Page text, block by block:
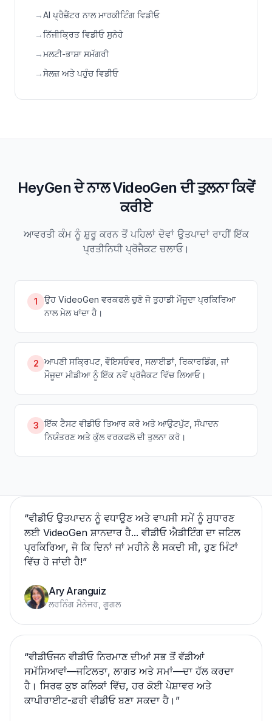
→AI ਪ੍ਰੈਜ਼ੈਂਟਰ ਨਾਲ ਮਾਰਕੀਟਿੰਗ ਵਿਡੀਓ
→ਨਿੱਜੀਕ੍ਰਿਤ ਵਿਡੀਓ ਸੁਨੇਹੇ
→ਮਲਟੀ-ਭਾਸ਼ਾ ਸਮੱਗਰੀ
→ਸੇਲਜ਼ ਅਤੇ ਪਹੁੰਚ ਵਿਡੀਓ
HeyGen ਦੇ ਨਾਲ VideoGen ਦੀ ਤੁਲਨਾ ਕਿਵੇਂ
ਕਰੀਏ
ਆਵਰਤੀ ਕੰਮ ਨੂੰ ਸ਼ੁਰੂ ਕਰਨ ਤੋਂ ਪਹਿਲਾਂ ਦੋਵਾਂ ਉਤਪਾਦਾਂ ਰਾਹੀਂ ਇੱਕ
ਪ੍ਰਤੀਨਿਧੀ ਪ੍ਰੋਜੈਕਟ ਚਲਾਓ।
1
ਉਹ VideoGen ਵਰਕਫਲੋ ਚੁਣੋ ਜੋ ਤੁਹਾਡੀ ਮੌਜੂਦਾ ਪ੍ਰਕਿਰਿਆ
ਨਾਲ ਮੇਲ ਖਾਂਦਾ ਹੈ।
2 ਆਪਣੀ ਸਕ੍ਰਿਪਟ, ਵੌਇਸਓਵਰ, ਸਲਾਈਡਾਂ, ਰਿਕਾਰਡਿੰਗ, ਜਾਂ
ਮੌਜੂਦਾ ਮੀਡੀਆ ਨੂੰ ਇੱਕ ਨਵੇਂ ਪ੍ਰੋਜੈਕਟ ਵਿੱਚ ਲਿਆਓ।
3 ਇੱਕ ਟੈਸਟ ਵੀਡੀਓ ਤਿਆਰ ਕਰੋ ਅਤੇ ਆਉਟਪੁੱਟ, ਸੰਪਾਦਨ
ਨਿਯੰਤਰਣ ਅਤੇ ਕੁੱਲ ਵਰਕਫਲੋ ਦੀ ਤੁਲਨਾ ਕਰੋ।
“ਵੀਡੀਓ ਉਤਪਾਦਨ ਨੂੰ ਵਧਾਉਣ ਅਤੇ ਵਾਪਸੀ ਸਮੇਂ ਨੂੰ ਸੁਧਾਰਣ
ਲਈ VideoGen ਸ਼ਾਨਦਾਰ ਹੈ... ਵੀਡੀਓ ਐਡੀਟਿੰਗ ਦਾ ਜਟਿਲ
ਪ੍ਰਕਿਰਿਆ, ਜੋ ਕਿ ਦਿਨਾਂ ਜਾਂ ਮਹੀਨੇ ਲੈ ਸਕਦੀ ਸੀ, ਹੁਣ ਮਿੰਟਾਂ
ਵਿੱਚ ਹੋ ਜਾਂਦੀ ਹੈ!”
Ary Aranguiz
ਲਰਨਿੰਗ ਮੈਨੇਜਰ, ਗੂਗਲ
“ਵੀਡੀਓਜਨ ਵੀਡੀਓ ਨਿਰਮਾਣ ਦੀਆਂ ਸਭ ਤੋਂ ਵੱਡੀਆਂ
ਸਮੱਸਿਆਵਾਂ—ਜਟਿਲਤਾ, ਲਾਗਤ ਅਤੇ ਸਮਾਂ—ਦਾ ਹੱਲ ਕਰਦਾ
ਹੈ। ਸਿਰਫ ਕੁਝ ਕਲਿਕਾਂ ਵਿੱਚ, ਹਰ ਕੋਈ ਪੇਸ਼ਾਵਰ ਅਤੇ
ਕਾਪੀਰਾਈਟ-ਫ਼ਰੀ ਵੀਡੀਓ ਬਣਾ ਸਕਦਾ ਹੈ। ”